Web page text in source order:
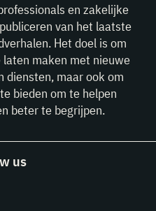
en zakelijke
van het laatste
Het doel is om
maken met nieuwe
diensten, maar ook om
bieden om te helpen
beter te begrijpen.
us